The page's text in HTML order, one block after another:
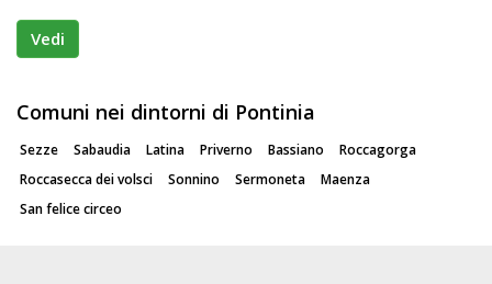
Vedi
Comuni nei dintorni di Pontinia
Sezze Sabaudia Latina Priverno Bassiano
Roccagorga
Roccasecca dei volsci
Sonnino Sermoneta
Maenza
San felice circeo